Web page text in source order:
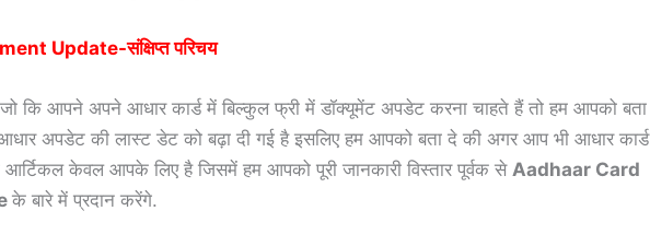
Update-संक्षिप्त परिचय
कि आपने अपने आधार कार्ड में बिल्कुल फ्री में डॉक्यूमेंट अपडेट करना चाहते हैं तो हम आपको बता
आधार अपडेट की लास्ट डेट को बढ़ा दी गई है इसलिए हम आपको बता दे की अगर आप भी आधार कार्ड
आर्टिकल केवल आपके लिए है जिसमें हम आपको पूरी जानकारी विस्तार पूर्वक से Aadhaar Card
के बारे में प्रदान करेंगे.